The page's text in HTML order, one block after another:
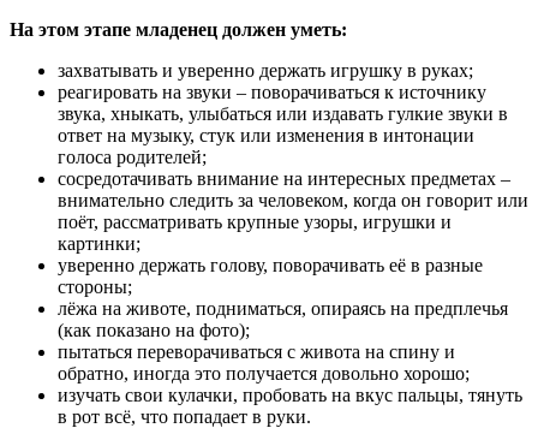
На этом этапе младенец должен уметь:
захватывать и уверенно держать игрушку в руках;
реагировать на звуки – поворачиваться к источнику
звука, хныкать, улыбаться или издавать гулкие звуки в
ответ на музыку, стук или изменения в интонации
голоса родителей;
сосредотачивать внимание на интересных предметах –
внимательно следить за человеком, когда он говорит или
поёт, рассматривать крупные узоры, игрушки и
картинки;
уверенно держать голову, поворачивать её в разные
стороны;
лёжа на животе, подниматься, опираясь на предплечья
(как показано на фото);
пытаться переворачиваться с живота на спину и
обратно, иногда это получается довольно хорошо;
изучать свои кулачки, пробовать на вкус пальцы, тянуть
в рот всё, что попадает в руки.